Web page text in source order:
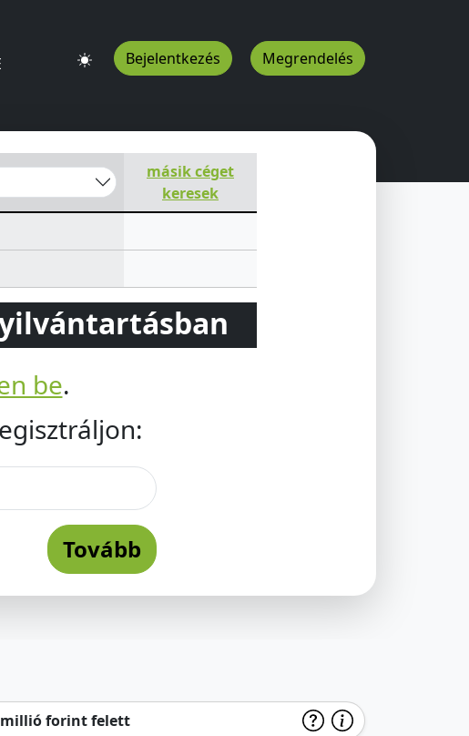
Bejelentkezés Megrendelés
másik céget
keresek
be.
Tovább
millió forint felett